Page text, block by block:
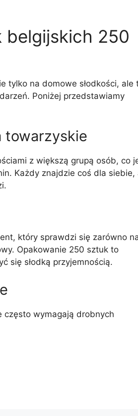
belgijskich 250
tylko na domowe słodkości, ale
Poniżej przedstawiamy
towarzyskie
z większą grupą osób, co
Każdy znajdzie coś dla siebie,
który sprawdzi się zarówno
Opakowanie 250 sztuk to
się słodką przyjemnością.
często wymagają drobnych